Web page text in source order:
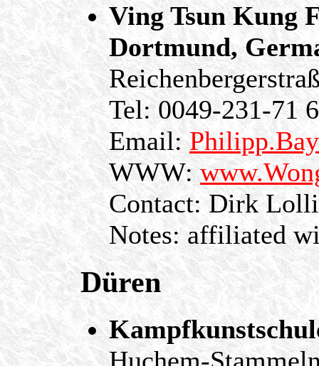
Ving Tsun Kung
Dortmund,
Tel: 0049-231-71
Email:
WWW:
Contact: Dirk
Notes: affiliated
Düren